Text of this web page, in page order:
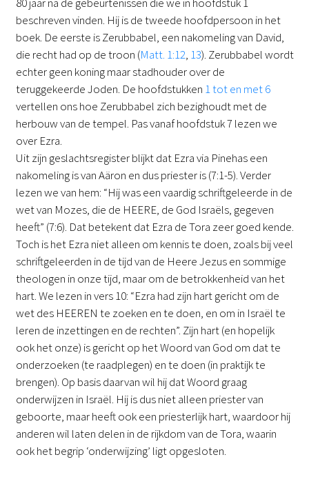
beschreven vinden. Hij is de tweede hoofdpersoon in het
boek. De eerste is Zerubbabel, een nakomeling van David,
die recht had op de troon (Matt. 1:12, 13). Zerubbabel wordt
echter geen koning maar stadhouder over de
teruggekeerde Joden. De hoofdstukken 1 tot en met 6
vertellen ons hoe Zerubbabel zich bezighoudt met de
herbouw van de tempel. Pas vanaf hoofdstuk 7 lezen we
over Ezra.
Uit zijn geslachtsregister blijkt dat Ezra via Pinehas een
nakomeling is van Aäron en dus priester is (7:1-5). Verder
lezen we van hem: “Hij was een vaardig schriftgeleerde in de
wet van Mozes, die de HEERE, de God Israëls, gegeven
heeft” (7:6). Dat betekent dat Ezra de Tora zeer goed kende.
Toch is het Ezra niet alleen om kennis te doen, zoals bij veel
schriftgeleerden in de tijd van de Heere Jezus en sommige
theologen in onze tijd, maar om de betrokkenheid van het
hart. We lezen in vers 10: “Ezra had zijn hart gericht om de
wet des HEEREN te zoeken en te doen, en om in Israël te
leren de inzettingen en de rechten”. Zijn hart (en hopelijk
ook het onze) is gericht op het Woord van God om dat te
onderzoeken (te raadplegen) en te doen (in praktijk te
brengen). Op basis daarvan wil hij dat Woord graag
onderwijzen in Israël. Hij is dus niet alleen priester van
geboorte, maar heeft ook een priesterlijk hart, waardoor hij
anderen wil laten delen in de rijkdom van de Tora, waarin
ook het begrip ‘onderwijzing’ ligt opgesloten.